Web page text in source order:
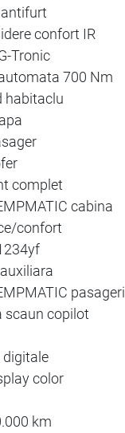
confort IR
Tronic
700 Nm
habitaclu
complet
cabina
confort
pasageri
scaun copilot
digitale
color
km